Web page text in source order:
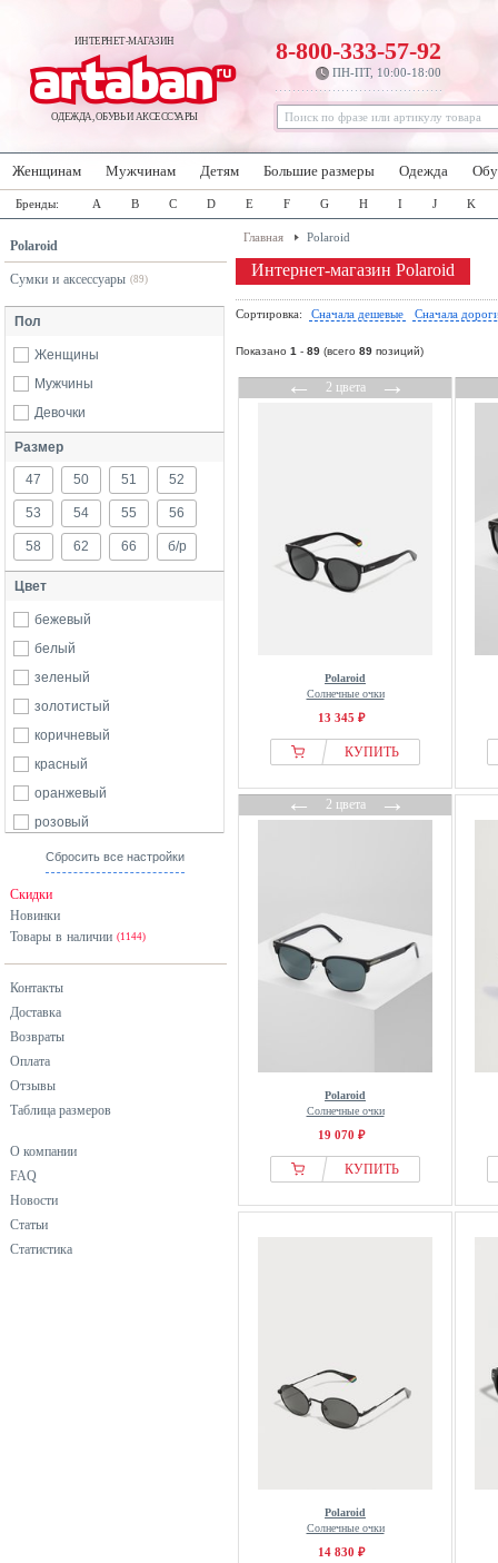
ИНТЕРНЕТ-МАГАЗИН
ОДЕЖДА, ОБУВЬ И АКСЕССУАРЫ
8-800-333-57-92
ПН-ПТ, 10:00-18:00
Женщинам Мужчинам Детям Большие размеры Одежда
Бренды: A B C D E F G H I J K
Polaroid
Сумки и аксессуары (89)
Пол
Женщины
Мужчины
Девочки
Размер
47 50 51 52
53 54 55 56
58 62 66 б/р
Цвет
бежевый
белый
зеленый
золотистый
коричневый
красный
оранжевый
розовый
серебристый
фиолетовый
черный
Сбросить все настройки
Скидки
Новинки
Товары в наличии (1144)
Контакты
Доставка
Возвраты
Оплата
Отзывы
Таблица размеров
О компании
FAQ
Новости
Статьи
Статистика
Главная Polaroid
Интернет-магазин Polaroid
Сортировка: Сначала дешевые Сначала
Показано 1 - 89 (всего 89 позиций)
←2 цвета→
Polaroid
Солнечные очки
13 345 ₽
КУПИТЬ
←2 цвета→
Polaroid
Солнечные очки
19 070 ₽
КУПИТЬ
Polaroid
Солнечные очки
14 830 ₽